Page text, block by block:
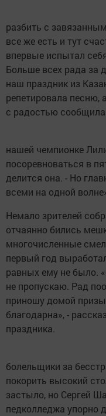
разбить с
все же есть и тут
впервые испытал
Больше всех рада за
наш праздник из
репетировала песню,
с радостью
нашей чемпионке
посоревноваться в
делится она. - Но
всеми на одной
Немало зрителей
отчаянно бились
многочисленные
первый год
равных ему не было.
не пропускаю. Рад
приношу домой
благодарна», -
праздника.
болельщики за
покорить высокий
застыло, но Сергей
педколледжа упорно